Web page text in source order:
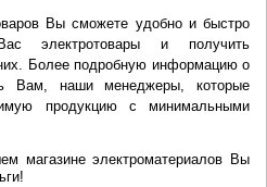
Вы сможете удобно и быстро
электротовары и получить
Более подробную информацию о
Вам, наши менеджеры, которые
продукцию с минимальными
электроматериалов Вы